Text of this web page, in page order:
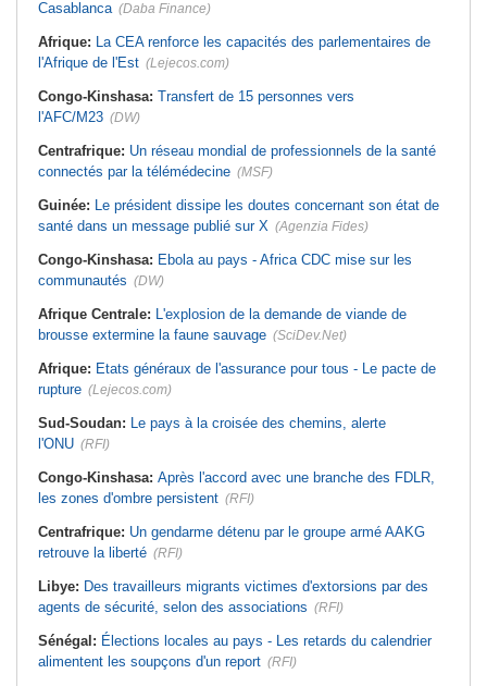
Casablanca (Daba Finance)
Afrique: La CEA renforce les capacités des parlementaires de
l'Afrique de l'Est (Lejecos.com)
Congo-Kinshasa: Transfert de 15 personnes vers
l'AFC/M23 (DW)
Centrafrique: Un réseau mondial de professionnels de la santé
connectés par la télémédecine (MSF)
Guinée: Le président dissipe les doutes concernant son état de
santé dans un message publié sur X (Agenzia Fides)
Congo-Kinshasa: Ebola au pays - Africa CDC mise sur les
communautés (DW)
Afrique Centrale: L'explosion de la demande de viande de
brousse extermine la faune sauvage (SciDev.Net)
Afrique: Etats généraux de l'assurance pour tous - Le pacte de
rupture (Lejecos.com)
Sud-Soudan: Le pays à la croisée des chemins, alerte
l'ONU (RFI)
Congo-Kinshasa: Après l'accord avec une branche des FDLR,
les zones d'ombre persistent (RFI)
Centrafrique: Un gendarme détenu par le groupe armé AAKG
retrouve la liberté (RFI)
Libye: Des travailleurs migrants victimes d'extorsions par des
agents de sécurité, selon des associations (RFI)
Sénégal: Élections locales au pays - Les retards du calendrier
alimentent les soupçons d'un report (RFI)